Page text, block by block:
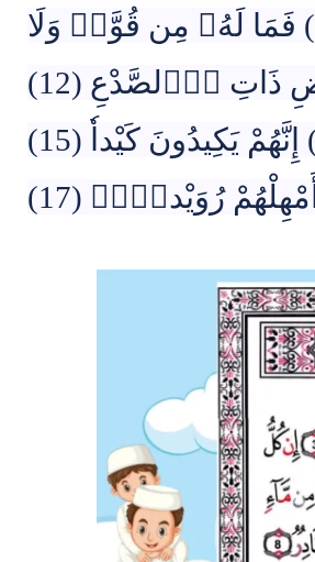
عَلَيٰ رَجْعِهِۦ لَقَادِرٞ (8) يَوْمَ تُبْلَي اَ۬لسَّرَآئِرُ (9) فَمَا لَهُۥ مِن قُوَّةٖ وَلَا
نَاصِرٖۖ (10) وَالسَّمَآءِ ذَاتِ اِ۬لرَّجْعِ (11) وَالْأَرْضِ ذَاتِ اِ۬لصَّدْعِ (12)
إِنَّهُۥ لَقَوْلٞ فَصْلٞ (13) وَمَا هُوَ بِالْهَزْلِۖ (14) إِنَّهُمْ يَكِيدُونَ كَيْداٗ (15)